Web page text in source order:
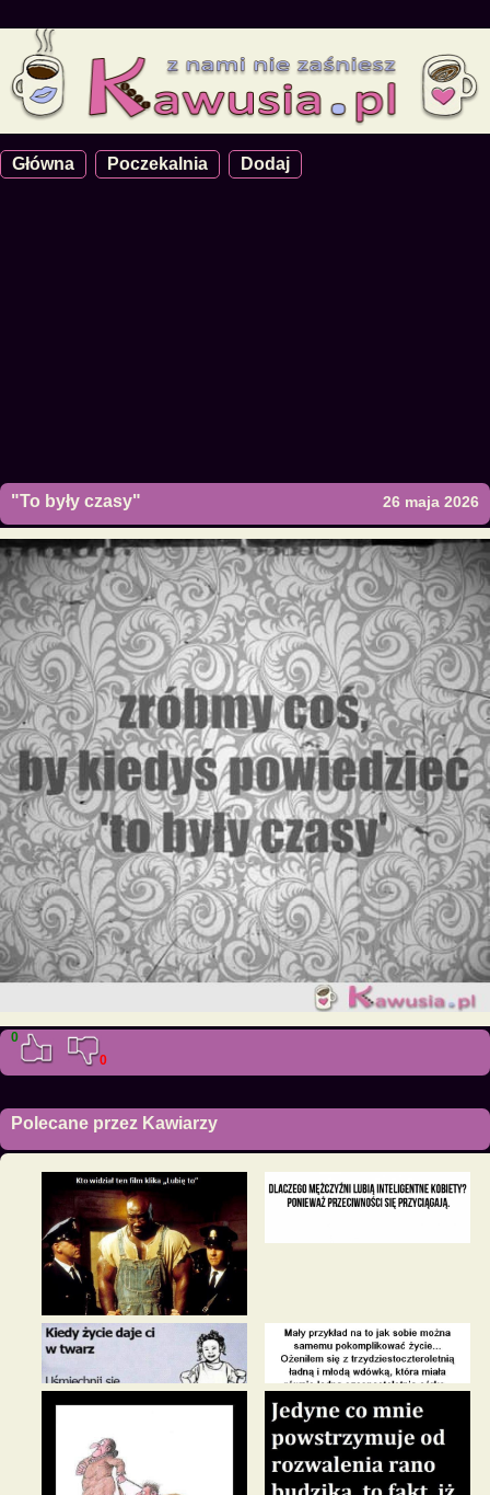
Główna Poczekalnia Dodaj
"To były czasy" 26 maja 2026
0
0
Polecane przez Kawiarzy